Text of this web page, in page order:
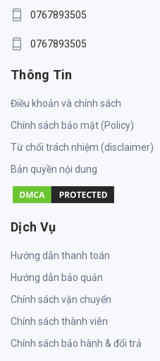
0767893505
0767893505
Thông Tin
Điều khoản và chính sách
Chính sách bảo mật (Policy)
Từ chối trách nhiệm (disclaimer)
Bản quyền nội dung
Dịch Vụ
Hướng dẫn thanh toán
Hướng dẫn bảo quản
Chính sách vận chuyển
Chính sách thành viên
Chính sách bảo hành & đổi trả